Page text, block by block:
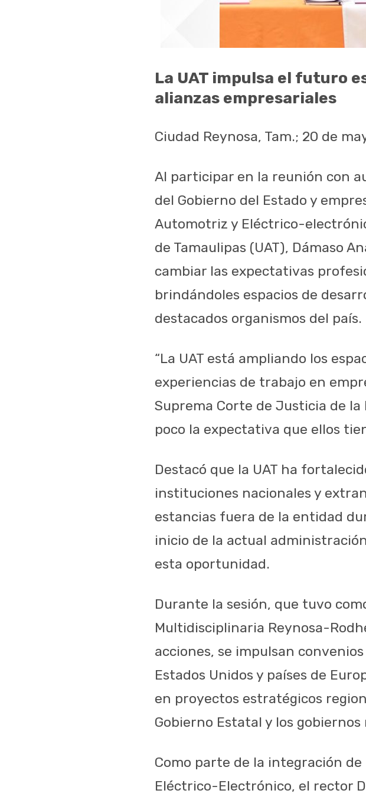
La UAT impulsa el futuro
alianzas empresariales
Ciudad Reynosa, Tam.; 20 de
Al participar en la reunión con
del Gobierno del Estado y
Automotriz y Eléctrico-
de Tamaulipas (UAT), Dámaso
cambiar las expectativas
brindándoles espacios de
destacados organismos del país.
“La UAT está ampliando los
experiencias de trabajo en
Suprema Corte de Justicia de la
poco la expectativa que ellos
Destacó que la UAT ha
instituciones nacionales y
estancias fuera de la entidad
inicio de la actual
esta oportunidad.
Durante la sesión, que tuvo
Multidisciplinaria Reynosa-
acciones, se impulsan
Estados Unidos y países de
en proyectos estratégicos
Gobierno Estatal y los
Como parte de la integración
Eléctrico-Electrónico, el rector